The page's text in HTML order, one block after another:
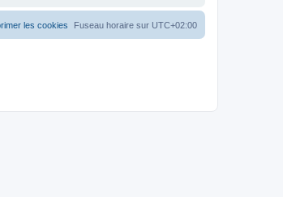
Fuseau horaire sur UTC+02:00
les cookies